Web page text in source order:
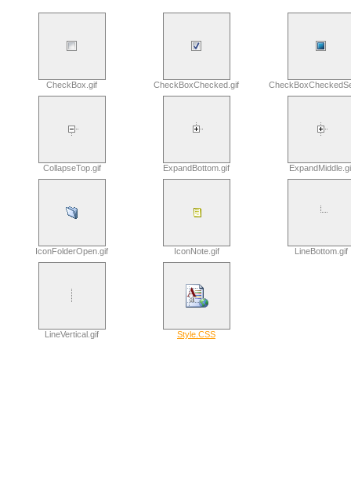
CheckBox.gif CheckBoxChecked.gif
CollapseTop.gif ExpandBottom.gif
IconFolderOpen.gif IconNote.gif LineBottom.gif
LineVertical.gif Style.CSS